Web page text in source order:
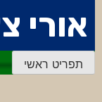
לתוכן
אורי
תפריט ראשי